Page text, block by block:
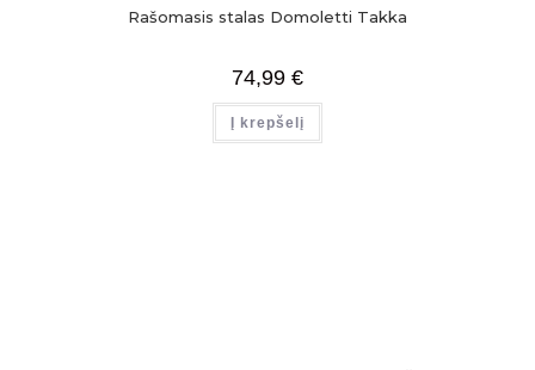
Rašomasis stalas Domoletti Takka
74,99 €
Į krepšelį